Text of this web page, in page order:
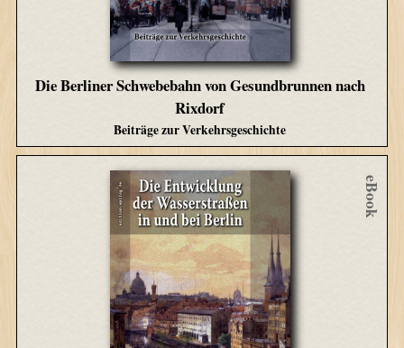
Die Berliner Schwebebahn von Gesundbrunnen nach
Rixdorf
Beiträge zur Verkehrsgeschichte
eBook